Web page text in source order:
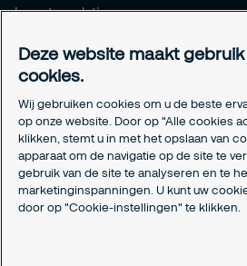
Investor relations
Certificeringen
Aanmeldformulieren installatiepartners
Juridisch
Privacyverklaring
Algemene voorwaarden
Responsible disclosure
Cookie-instellingen
Deze website maakt
cookies.
Wij gebruiken cookies om u de beste
op onze website. Door op "Alle cookies
klikken, stemt u in met het opslaan van
apparaat om de navigatie op de site te
gebruik van de site te analyseren en te
marketinginspanningen. U kunt uw
door op "Cookie-instellingen" te klikken.